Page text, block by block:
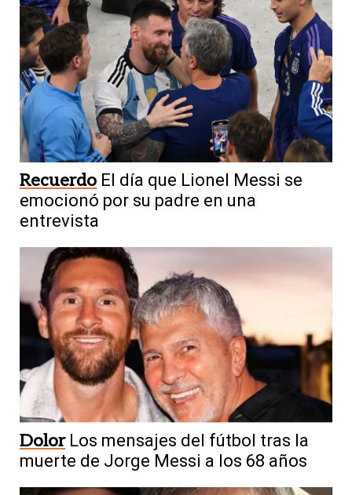
Recuerdo El día que Lionel Messi se
emocionó por su padre en una
entrevista
Dolor Los mensajes del fútbol tras la
muerte de Jorge Messi a los 68 años